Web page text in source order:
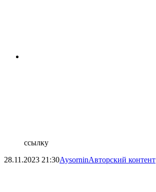
ссылку
28.11.2023 21:30AysorninАвторский контент